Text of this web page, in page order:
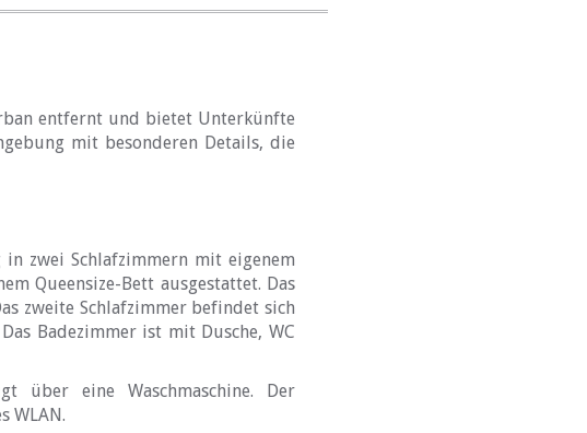
entfernt und bietet Unterkünfte
mit besonderen Details, die
zwei Schlafzimmern mit eigenem
Queensize-Bett ausgestattet. Das
zweite Schlafzimmer befindet sich
Badezimmer ist mit Dusche, WC
über eine Waschmaschine. Der
WLAN.